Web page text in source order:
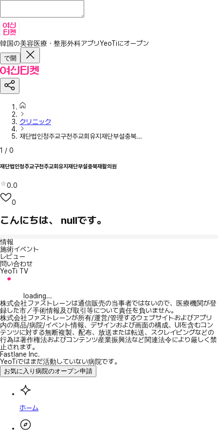
韓国の美容医療・整形外科アプリYeoTiにオープン
で開
クリニック
재단법인청주교구천주교회유지재단부설충북...
1 / 0
재단법인청주교구천주교회유지재단부설충북재활의원
0.0
0
こんにちは、 nullです。
情報
施術イベント
レビュー
問い合わせ
YeoTi TV
loading...
株式会社ファストレーンは通信販売の当事者ではないので、医療機関が登
録した市／手術情報及び取引等について責任を負いません。
株式会社ファストレーンが所有/運営/管理するウェブサイトおよびアプリ
内の商品/病院/イベント情報、デザインおよび画面の構成、UIを含むコン
テンツに対する無断複製、配布、放送または転送、スクレイピングなどの
行為は著作権法およびコンテンツ産業振興法など関連法令により厳しく禁
止されます。
Fastlane Inc.
YeoTiではまだ活動していない病院です。
お気に入り病院のオープン申請
ホーム